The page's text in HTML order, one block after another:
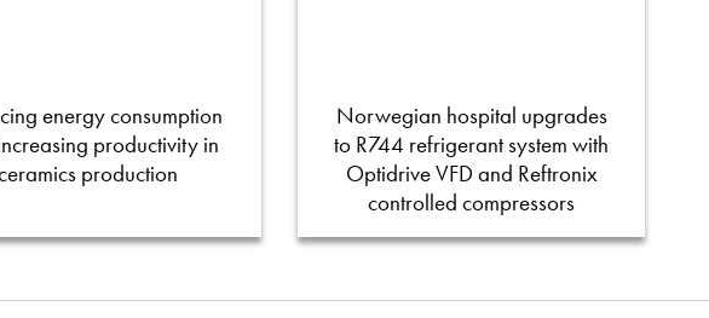
energy consumption
productivity in
production
Norwegian hospital upgrades
to R744 refrigerant system with
Optidrive VFD and Reftronix
controlled compressors